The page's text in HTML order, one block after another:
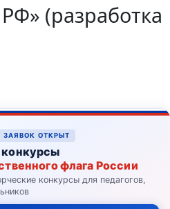
(разработка
ЗАЯВОК ОТКРЫТ
флага России
конкурсы для педагогов,